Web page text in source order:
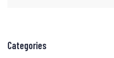
Categories